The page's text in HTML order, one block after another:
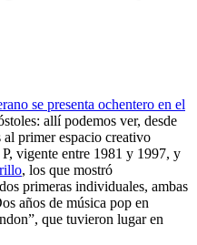
se presenta ochentero en el
allí podemos ver, desde
al primer espacio creativo
vigente entre 1981 y 1997, y
, los que mostró
primeras individuales, ambas
años de música pop en
que tuvieron lugar en